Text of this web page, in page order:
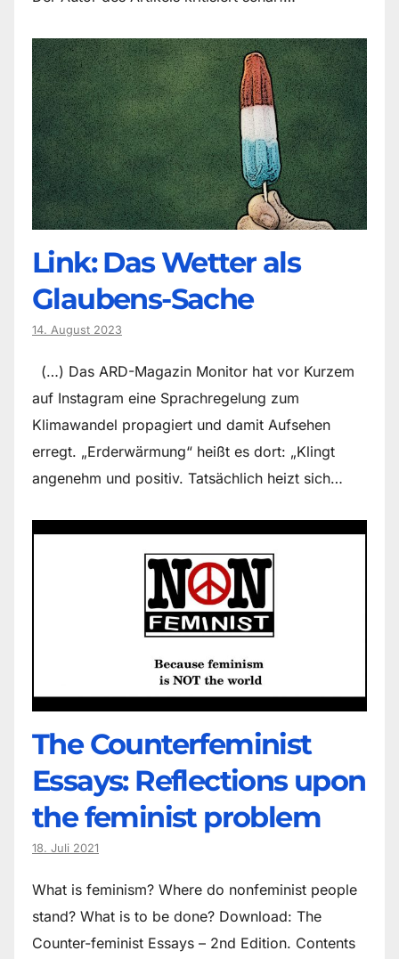
Link: Das Wetter als
Glaubens-Sache
14. August 2023
(…) Das ARD-Magazin Monitor hat vor Kurzem
auf Instagram eine Sprachregelung zum
Klimawandel propagiert und damit Aufsehen
erregt. „Erderwärmung“ heißt es dort: „Klingt
angenehm und positiv. Tatsächlich heizt sich…
The Counter­feminist
Essays: Reflections upon
the feminist problem
18. Juli 2021
What is feminism? Where do non­feminist people
stand? What is to be done? Download: The
Counter-feminist Essays – 2nd Edition. Contents